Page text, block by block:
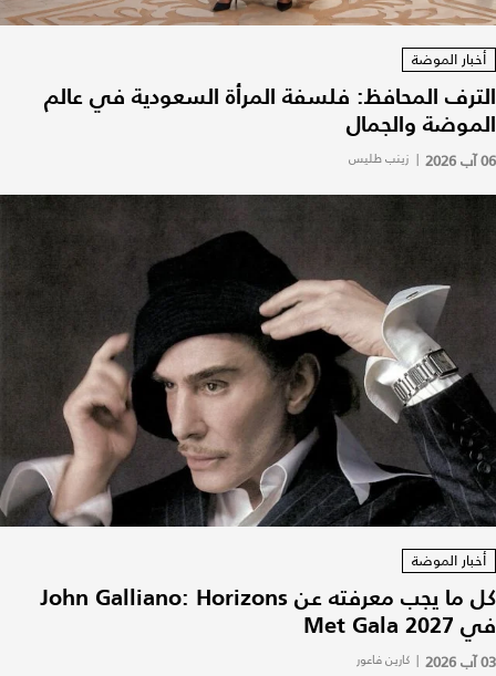
أخبار الموضة
الترف المحافظ: فلسفة المرأة السعودية في عالم
الموضة والجمال
06 آب 2026 | زينب طليس
أخبار الموضة
كل ما يجب معرفته عن John Galliano: Horizons
في Met Gala 2027
03 آب 2026 | كارين فاعور